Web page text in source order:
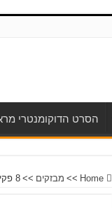
הסרט הדוקומנטרי
Home
>> מבזקים >> 8 פקידי ממשל ושרים פלסטינים הגיעו לעזה על פי דיווח פלסטיני